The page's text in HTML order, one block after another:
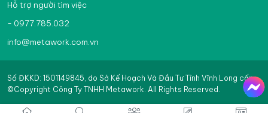
Hỗ trợ người tìm việc
- 0977.785.032
info@metawork.com.vn
Số ĐKKD: 1501149845, do Sở Kế Hoạch Và Đầu Tư Tỉnh Vĩnh Long cấp
©Copyright Công Ty TNHH Metawork. All Rights Reserved.